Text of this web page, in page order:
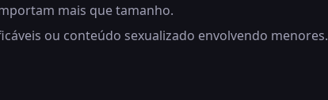
mais que tamanho.
ou conteúdo sexualizado envolvendo menores.